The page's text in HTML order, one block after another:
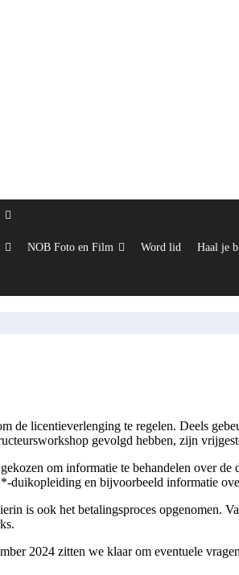
NOB Foto en Film Word lid Haal je
licentieverlenging te regelen. Deels
gevolgd hebben, zijn
om informatie te behandelen over
duikopleiding en bijvoorbeeld informatie
is ook het betalingsproces opgenomen.
2024 zitten we klaar om eventuele